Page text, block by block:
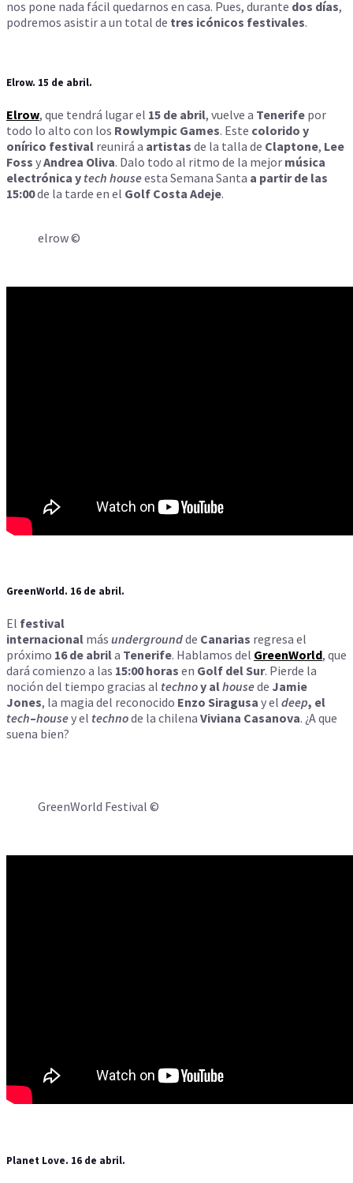
nos pone nada fácil quedarnos en casa. Pues, durante dos días,
podremos asistir a un total de tres icónicos festivales.
Elrow. 15 de abril.
Elrow, que tendrá lugar el 15 de abril, vuelve a Tenerife por
todo lo alto con los Rowlympic Games. Este colorido y
onírico festival reunirá a artistas de la talla de Claptone, Lee
Foss yAndrea Oliva. Dalo todo al ritmo de la mejor música
electrónica y tech houseesta Semana Santa a partir de las
15:00de la tarde en el Golf Costa Adeje.
elrow ©
GreenWorld. 16 de abril.
El festival
internacional más undergroundde Canarias regresa el
próximo 16 de abrila Tenerife. Hablamos del GreenWorld, que
dará comienzo a las 15:00 horas en Golf del Sur. Pierde la
noción del tiempo gracias al technoy alhousede Jamie
Jones, la magia del reconocido Enzo Siragusa y el deep, el
tech–housey el technode la chilena Viviana Casanova. ¿A que
suena bien?
GreenWorld Festival ©
Planet Love. 16 de abril.